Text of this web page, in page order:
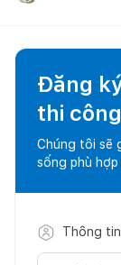
Đăng
thi
Chúng tôi sẽ
sống phù
Thông